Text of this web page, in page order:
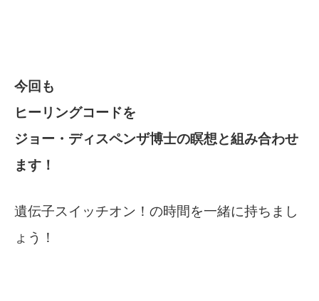
今回も
ヒーリングコードを
ジョー・ディスペンザ博士の瞑想と組み合わせ
ます！
遺伝子スイッチオン！の時間を一緒に持ちまし
ょう！